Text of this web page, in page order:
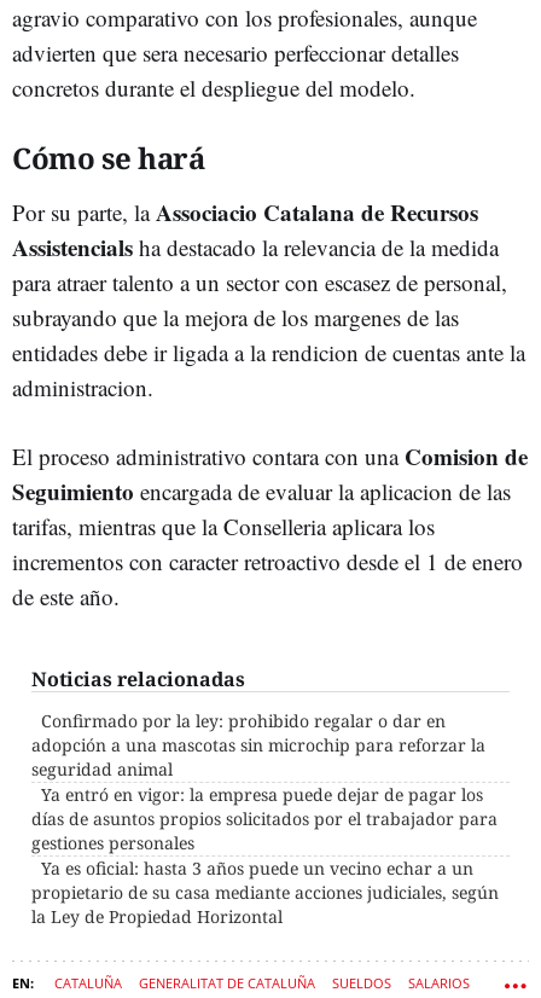
agravio comparativo con los profesionales, aunque
advierten que sera necesario perfeccionar detalles
concretos durante el despliegue del modelo.
Cómo se hará
Por su parte, laAssociacio Catalana de Recursos
Assistencials ha destacado la relevancia de la medida
para atraer talento a un sector con escasez de personal,
subrayando que la mejora de los margenes de las
entidades debe ir ligada a la rendicion de cuentas ante la
administracion.
El proceso administrativo contara con una Comision de
Seguimiento encargada de evaluar la aplicacion de las
tarifas, mientras que la Conselleria aplicara los
incrementos con caracter retroactivo desde el 1 de enero
de este año.
Noticias relacionadas
Confirmado por la ley: prohibido regalar o dar en
adopción a una mascotas sin microchip para reforzar la
seguridad animal
Ya entró en vigor: la empresa puede dejar de pagar los
días de asuntos propios solicitados por el trabajador para
gestiones personales
Ya es oficial: hasta 3 años puede un vecino echar a un
propietario de su casa mediante acciones judiciales, según
la Ley de Propiedad Horizontal
CATALUÑA GENERALITAT DE CATALUÑA SUELDOS SALARIOS